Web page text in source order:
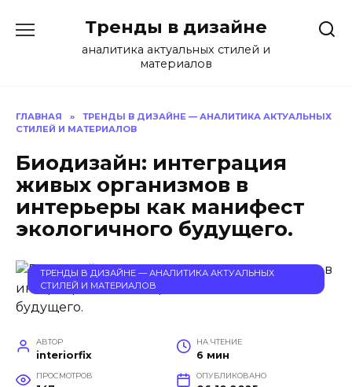
содержанию
Тренды в дизайне
аналитика актуальных стилей и
материалов
ГЛАВНАЯ »
ТРЕНДЫ В ДИЗАЙНЕ — АНАЛИТИКА АКТУАЛЬНЫХ
СТИЛЕЙ И МАТЕРИАЛОВ
Биодизайн: интеграция
живых организмов в
интерьеры как манифест
экологичного будущего.
ТРЕНДЫ В ДИЗАЙНЕ — АНАЛИТИКА АКТУАЛЬНЫХ
СТИЛЕЙ И МАТЕРИАЛОВ
АВТОР
interiorfix
НА ЧТЕНИЕ
6 мин
ПРОСМОТРОВ ОПУБЛИКОВАНО